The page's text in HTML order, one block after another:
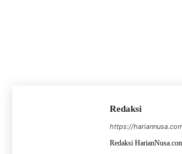
Redaksi
https://
Redaksi